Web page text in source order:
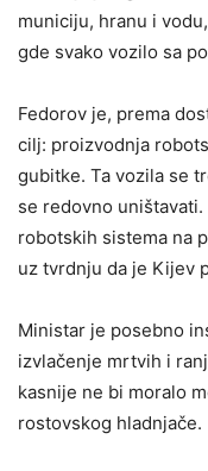
municiju, hranu i
gde svako vozilo sa
Fedorov je, prema
cilj: proizvodnja
gubitke. Ta vozila se
se redovno
robotskih sistema na
uz tvrdnju da je Kijev
Ministar je posebno
izvlačenje mrtvih i
kasnije ne bi moralo
rostovskog hladnjače.